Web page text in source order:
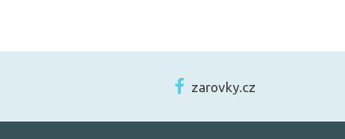
zarovky.cz